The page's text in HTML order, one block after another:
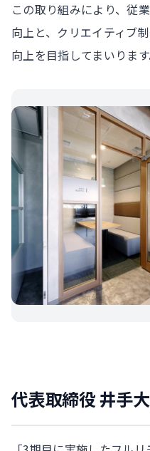
この取り組みにより、従
向上と、クリエイティブ
向上を目指してまいります
代表取締役 井手